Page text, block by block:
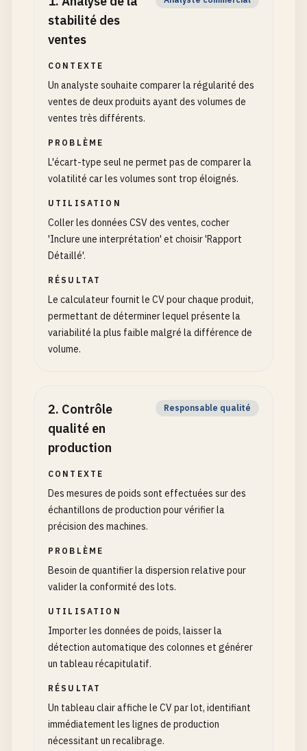
stabilité des
ventes
CONTEXTE
Un analyste souhaite comparer la régularité des
ventes de deux produits ayant des volumes de
ventes très différents.
PROBLÈME
L'écart-type seul ne permet pas de comparer la
volatilité car les volumes sont trop éloignés.
UTILISATION
Coller les données CSV des ventes, cocher
'Inclure une interprétation' et choisir 'Rapport
Détaillé'.
RÉSULTAT
Le calculateur fournit le CV pour chaque produit,
permettant de déterminer lequel présente la
variabilité la plus faible malgré la différence de
volume.
2. Contrôle
qualité en
production
Responsable qualité
CONTEXTE
Des mesures de poids sont effectuées sur des
échantillons de production pour vérifier la
précision des machines.
PROBLÈME
Besoin de quantifier la dispersion relative pour
valider la conformité des lots.
UTILISATION
Importer les données de poids, laisser la
détection automatique des colonnes et générer
un tableau récapitulatif.
RÉSULTAT
Un tableau clair affiche le CV par lot, identifiant
immédiatement les lignes de production
nécessitant un recalibrage.